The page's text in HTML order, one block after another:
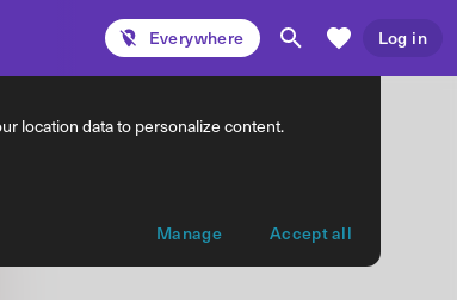
Everywhere Log in
location data to personalize content.
Manage Accept all